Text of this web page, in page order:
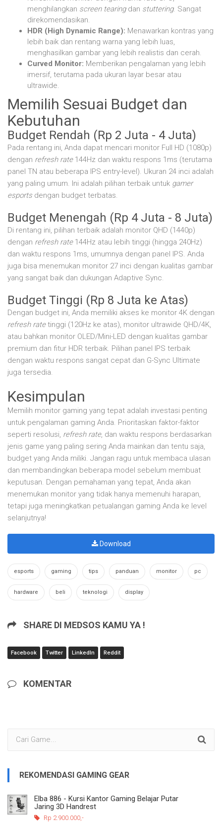
menghilangkan screen tearingdan stuttering. Sangat
direkomendasikan.
HDR (High Dynamic Range): Menawarkan kontras yang
lebih baik dan rentang warna yang lebih luas,
menghasilkan gambar yang lebih realistis dan cerah.
Curved Monitor: Memberikan pengalaman yang lebih
imersif, terutama pada ukuran layar besar atau
ultrawide.
Memilih Sesuai Budget dan
Kebutuhan
Budget Rendah (Rp 2 Juta - 4 Juta)
Pada rentang ini, Anda dapat mencari monitor Full HD (1080p)
dengan refresh rate144Hz dan waktu respons 1ms (terutama
panel TN atau beberapa IPS entry-level). Ukuran 24 inci adalah
yang paling umum. Ini adalah pilihan terbaik untuk gamer
esports dengan budget terbatas.
Budget Menengah (Rp 4 Juta - 8 Juta)
Di rentang ini, pilihan terbaik adalah monitor QHD (1440p)
dengan refresh rate144Hz atau lebih tinggi (hingga 240Hz)
dan waktu respons 1ms, umumnya dengan panel IPS. Anda
juga bisa menemukan monitor 27 inci dengan kualitas gambar
yang sangat baik dan dukungan Adaptive Sync.
Budget Tinggi (Rp 8 Juta ke Atas)
Dengan budget ini, Anda memiliki akses ke monitor 4K dengan
refresh ratetinggi (120Hz ke atas), monitor ultrawide QHD/4K,
atau bahkan monitor OLED/Mini-LED dengan kualitas gambar
premium dan fitur HDR terbaik. Pilihan panel IPS terbaik
dengan waktu respons sangat cepat dan G-Sync Ultimate
juga tersedia.
Kesimpulan
Memilih monitor gaming yang tepat adalah investasi penting
untuk pengalaman gaming Anda. Prioritaskan faktor-faktor
seperti resolusi, refresh rate, dan waktu respons berdasarkan
jenis game yang paling sering Anda mainkan dan tentu saja,
budget yang Anda miliki. Jangan ragu untuk membaca ulasan
dan membandingkan beberapa model sebelum membuat
keputusan. Dengan pemahaman yang tepat, Anda akan
menemukan monitor yang tidak hanya memenuhi harapan,
tetapi juga meningkatkan petualangan gaming Anda ke level
selanjutnya!
Download
esports gaming tips panduan monitor pc
hardware beli teknologi display
SHARE DI MEDSOS KAMU YA !
Facebook Twitter LinkedIn Reddit
KOMENTAR
REKOMENDASI GAMING GEAR
Elba 886 - Kursi Kantor Gaming Belajar Putar
Jaring 3D Handrest
Rp 2.900.000,-